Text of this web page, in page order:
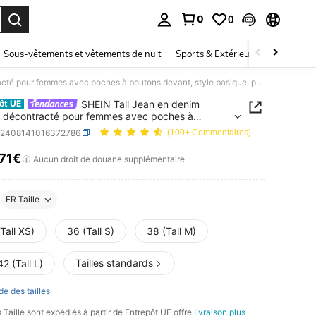
0 0
Sous-vêtements et vêtements de nuit Sports & Extérieur Enfants
SHEIN Tall Jean en denim délavé décontracté pour femmes avec poches à boutons devant, style basique, pour femmes grandes
UE
SHEIN Tall Jean en denim
décontracté pour femmes avec poches à
devant, style basique, pour femmes grandes(100+ Commentaires)
AND AVAILABILITY
Aucun droit de douane supplémentaire
FR Taille
XS) 36 (Tall S) 38 (Tall M)
(Tall L) Tailles standards
des tailles
Taille sont expédiés à partir de Entrepôt UE offre livraison plus